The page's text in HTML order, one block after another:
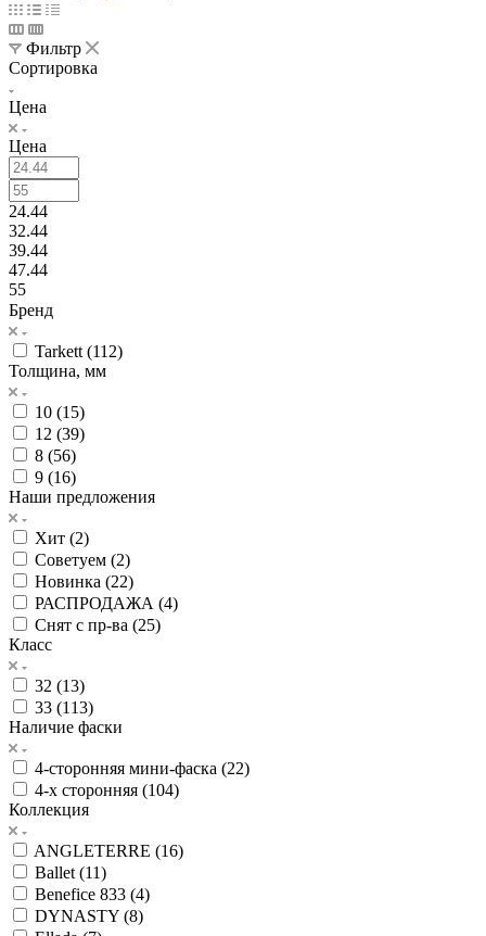
Фильтр
Сортировка
Цена
Цена
24.44
32.44
39.44
47.44
55
Бренд
Tarkett (112)
Толщина, мм
10 (15)
12 (39)
8 (56)
9 (16)
Наши предложения
Хит (2)
Советуем (2)
Новинка (22)
РАСПРОДАЖА (4)
Снят с пр-ва (25)
Класс
32 (13)
33 (113)
Наличие фаски
4-сторонняя мини-фаска (22)
4-х сторонняя (104)
Коллекция
ANGLETERRE (16)
Ballet (11)
Benefice 833 (4)
DYNASTY (8)